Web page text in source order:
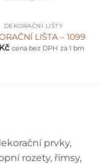
DEKORAČNÍ LIŠTY
LIŠTA – 1099
Kč cena bez DPH za 1 bm
prvky,
rozety, římsy,